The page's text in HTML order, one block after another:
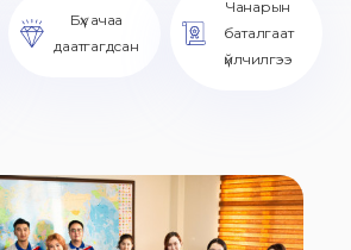
Бүх ачаа
даатгагдсан
Чанарын
баталгаат
үйлчилгээ